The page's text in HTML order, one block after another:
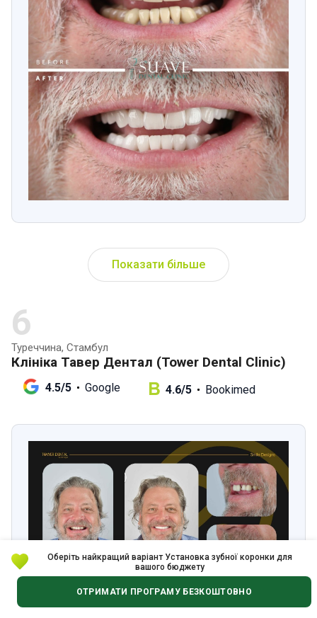
Показати більше
6
Туреччина, Стамбул
Клініка Тавер Дентал (Tower Dental Clinic)
4.5/5 Google 4.6/5 Bookimed
Hakan Guney
Оберіть найкращий варіант Установка зубної коронки для
вашого бюджету
ОТРИМАТИ ПРОГРАМУ БЕЗКОШТОВНО